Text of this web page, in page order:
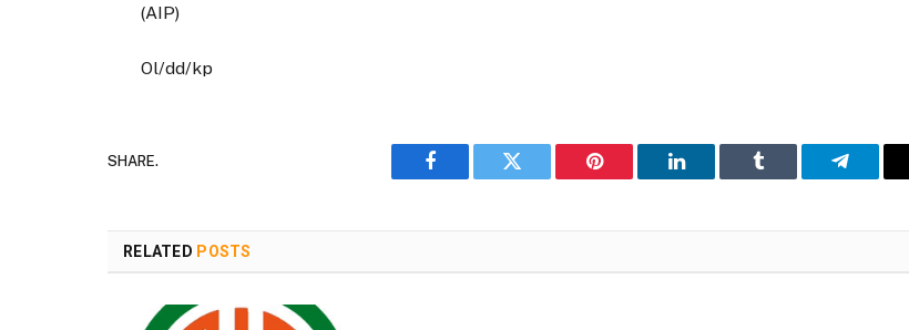
(AIP)
Ol/dd/kp
SHARE.
Facebook Twitter Pinterest LinkedIn Tumblr
RELATED POSTS